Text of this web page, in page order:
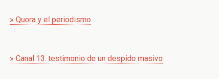
» Quora y el periodismo
» Canal 13: testimonio de un despido masivo